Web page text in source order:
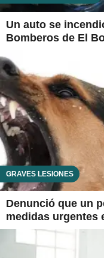
Un auto se
Bomberos de El
GRAVES LESIONES
Denunció que un
medidas urgentes